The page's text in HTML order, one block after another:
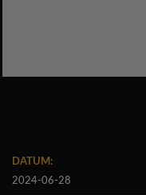
DATUM:
2024-06-28